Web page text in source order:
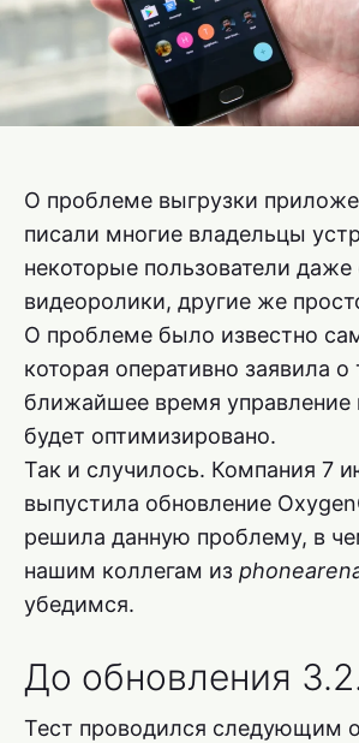
О проблеме выгрузки
писали многие владельцы
некоторые пользователи даже
видеоролики, другие же
О проблеме было известно
которая оперативно заявила о
ближайшее время управление
будет оптимизировано.
Так и случилось. Компания 7
выпустила обновление
решила данную проблему, в
нашим коллегам из
убедимся.
До обновления
Тест проводился следующим